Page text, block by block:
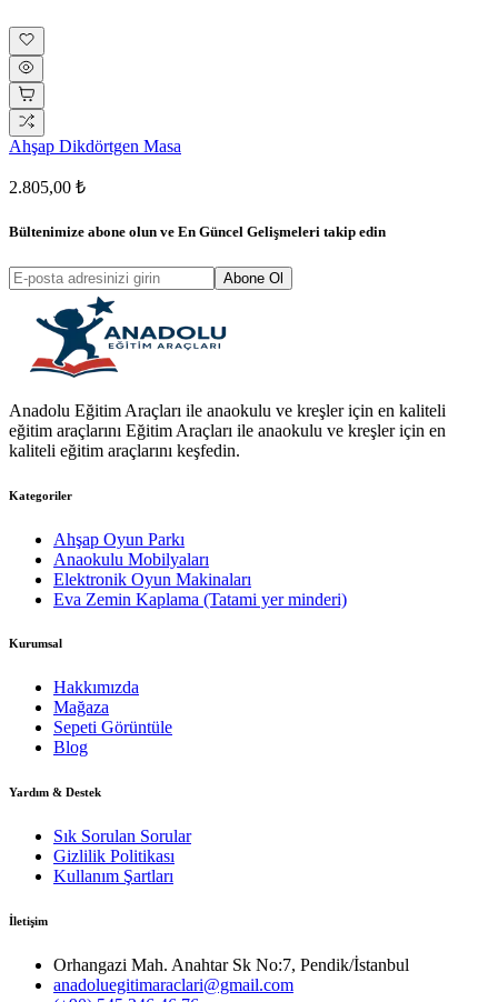
Ahşap Dikdörtgen Masa
2.805,00 ₺
Bültenimize abone olun ve En Güncel Gelişmeleri takip edin
Abone Ol
Anadolu Eğitim Araçları ile anaokulu ve kreşler için en kaliteli
eğitim araçlarını Eğitim Araçları ile anaokulu ve kreşler için en
kaliteli eğitim araçlarını keşfedin.
Kategoriler
Ahşap Oyun Parkı
Anaokulu Mobilyaları
Elektronik Oyun Makinaları
Eva Zemin Kaplama (Tatami yer minderi)
Kurumsal
Hakkımızda
Mağaza
Sepeti Görüntüle
Blog
Yardım & Destek
Sık Sorulan Sorular
Gizlilik Politikası
Kullanım Şartları
İletişim
Orhangazi Mah. Anahtar Sk No:7, Pendik/İstanbul
anadoluegitimaraclari@gmail.com